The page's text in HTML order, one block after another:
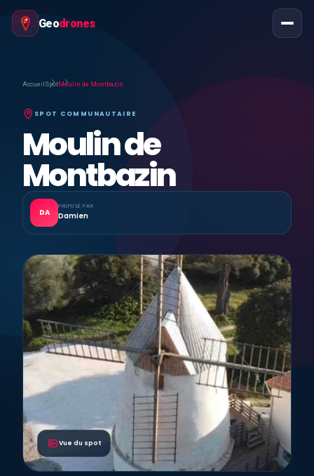
Geodrones
Accueil SpotMoulin de Montbazin
SPOT COMMUNAUTAIRE
Moulin de
Montbazin
DA
PROPOSÉ PAR
Damien
Vue du spot